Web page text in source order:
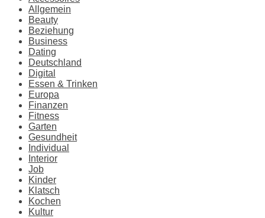
Allgemein
Beauty
Beziehung
Business
Dating
Deutschland
Digital
Essen & Trinken
Europa
Finanzen
Fitness
Garten
Gesundheit
Individual
Interior
Job
Kinder
Klatsch
Kochen
Kultur